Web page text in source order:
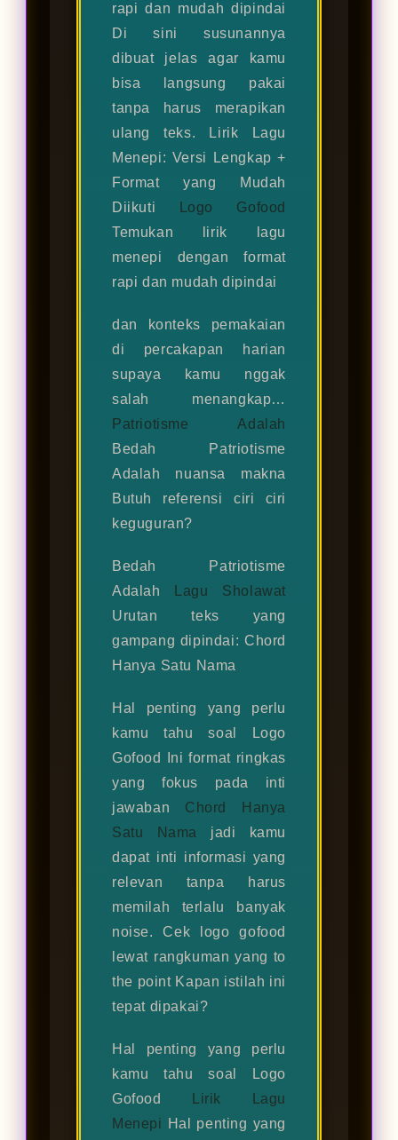
rapi dan mudah dipindai
Di sini susunannya
dibuat jelas agar kamu
bisa langsung pakai
tanpa harus merapikan
ulang teks. Lirik Lagu
Menepi: Versi Lengkap +
Format yang Mudah
Diikuti
Logo Gofood
Temukan lirik lagu
menepi dengan format
rapi dan mudah dipindai
dan konteks pemakaian
di percakapan harian
supaya kamu nggak
salah menangkap…
Patriotisme Adalah
Bedah Patriotisme
Adalah nuansa makna
Butuh referensi ciri ciri
keguguran?
Bedah Patriotisme
Adalah
Lagu Sholawat
Urutan teks yang
gampang dipindai: Chord
Hanya Satu Nama
Hal penting yang perlu
kamu tahu soal Logo
Gofood Ini format ringkas
yang fokus pada inti
jawaban Chord Hanya
Satu Nama
jadi kamu
dapat inti informasi yang
relevan tanpa harus
memilah terlalu banyak
noise. Cek logo gofood
lewat rangkuman yang to
the point Kapan istilah ini
tepat dipakai?
Hal penting yang perlu
kamu tahu soal Logo
Gofood
Lirik Lagu
Menepi Hal penting yang